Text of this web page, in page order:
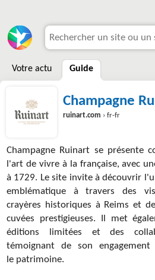
Votre actu Guide
Champagne
ruinart.com › fr-fr
Champagne Ruinart se présente
l'art de vivre à la française, avec
à 1729. Le site invite à découvrir
emblématique à travers des
crayères historiques à Reims et
cuvées prestigieuses. Il met
éditions limitées et des
témoignant de son
le patrimoine.